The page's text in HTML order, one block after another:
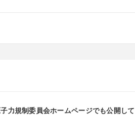
力規制委員会ホームページでも公開して